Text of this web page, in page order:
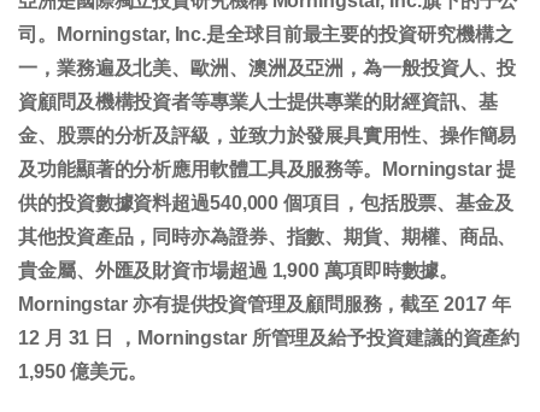
司。Morningstar, Inc.是全球目前最主要的投資研究機構之
一，業務遍及北美、歐洲、澳洲及亞洲，為一般投資人、投
資顧問及機構投資者等專業人士提供專業的財經資訊、基
金、股票的分析及評級，並致力於發展具實用性、操作簡易
及功能顯著的分析應用軟體工具及服務等。Morningstar 提
供的投資數據資料超過540,000 個項目，包括股票、基金及
其他投資產品，同時亦為證券、指數、期貨、期權、商品、
貴金屬、外匯及財資市場超過 1,900 萬項即時數據。
Morningstar 亦有提供投資管理及顧問服務，截至 2017 年
12 月 31 日 ，Morningstar 所管理及給予投資建議的資產約
1,950 億美元。